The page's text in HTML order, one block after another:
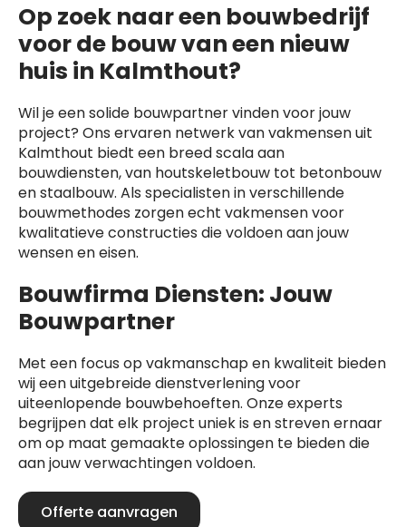
Op zoek naar een bouwbedrijf
voor de bouw van een nieuw
huis in Kalmthout?
Wil je een solide bouwpartner vinden voor jouw
project? Ons ervaren netwerk van vakmensen uit
Kalmthout biedt een breed scala aan
bouwdiensten, van houtskeletbouw tot betonbouw
en staalbouw. Als specialisten in verschillende
bouwmethodes zorgen echt vakmensen voor
kwalitatieve constructies die voldoen aan jouw
wensen en eisen.
Bouwfirma Diensten: Jouw
Bouwpartner
Met een focus op vakmanschap en kwaliteit bieden
wij een uitgebreide dienstverlening voor
uiteenlopende bouwbehoeften. Onze experts
begrijpen dat elk project uniek is en streven ernaar
om op maat gemaakte oplossingen te bieden die
aan jouw verwachtingen voldoen.
Offerte aanvragen